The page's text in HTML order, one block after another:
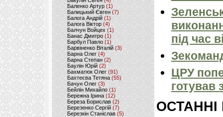
Баленко Артур(1)
Балицький Євген(7)
Балога Андрій (1)
Балога Віктор (4)
Балчун Войцех (1)
Банас Дмитро (1)
Барбул Павло(1)
Барвіненко Віталій(3)
Барна Олег (4)
Барна Степан (2)
Баулін Юрій (2)
Бахматюк Олег (91)
Бахтеєва Тетяна(55)
Бачун Олег (3)
Бейлін Михайло (1)
Бережна Ірина(12)
Береза Борислав(2)
Березенко Сергій (7)
Березкін Станіслав (5)
під час
ЦРУ
готував
ОСТАННІ